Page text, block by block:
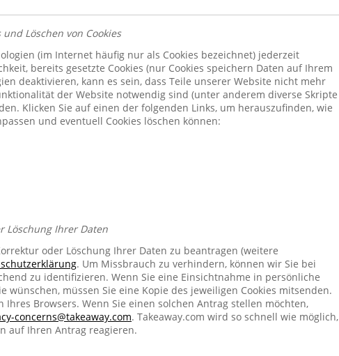
Löschen von Cookies
(im Internet häufig nur als Cookies bezeichnet) jederzeit
bereits gesetzte Cookies (nur Cookies speichern Daten auf Ihrem
deaktivieren, kann es sein, dass Teile unserer Website nicht mehr
der Website notwendig sind (unter anderem diverse Skripte
Klicken Sie auf einen der folgenden Links, um herauszufinden, wie
und eventuell Cookies löschen können:
Löschung Ihrer Daten
oder Löschung Ihrer Daten zu beantragen (weitere
. Um Missbrauch zu verhindern, können wir Sie bei
zu identifizieren. Wenn Sie eine Einsichtnahme in persönliche
wünschen, müssen Sie eine Kopie des jeweiligen Cookies mitsenden.
Browsers. Wenn Sie einen solchen Antrag stellen möchten,
concerns@takeaway.com. Takeaway.com wird so schnell wie möglich,
auf Ihren Antrag reagieren.